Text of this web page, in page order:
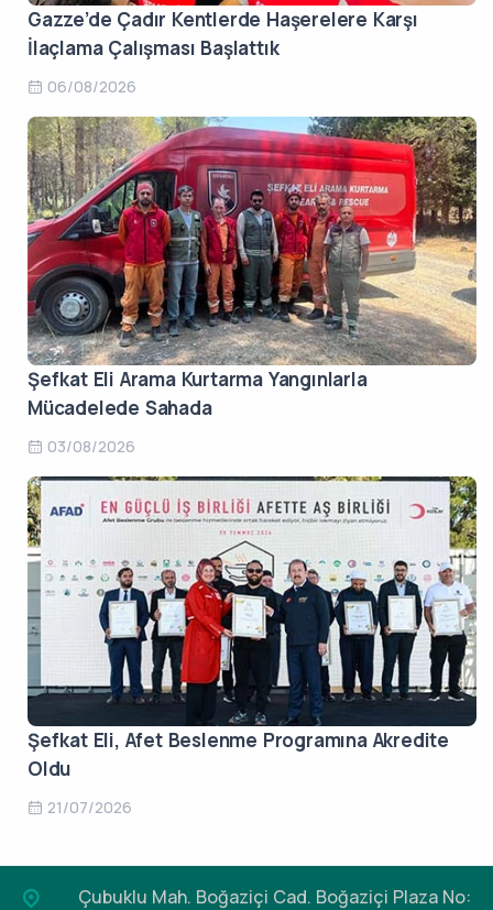
Gazze’de Çadır Kentlerde Haşerelere Karşı
İlaçlama Çalışması Başlattık
06/08/2026
Şefkat Eli Arama Kurtarma Yangınlarla
Mücadelede Sahada
03/08/2026
Şefkat Eli, Afet Beslenme Programına Akredite
Oldu
21/07/2026
Çubuklu Mah. Boğaziçi Cad. Boğaziçi Plaza No: